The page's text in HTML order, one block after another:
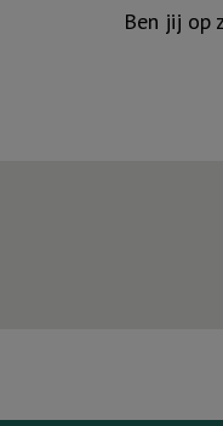
Ben jij op